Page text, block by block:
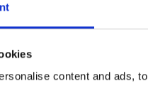
content and ads,